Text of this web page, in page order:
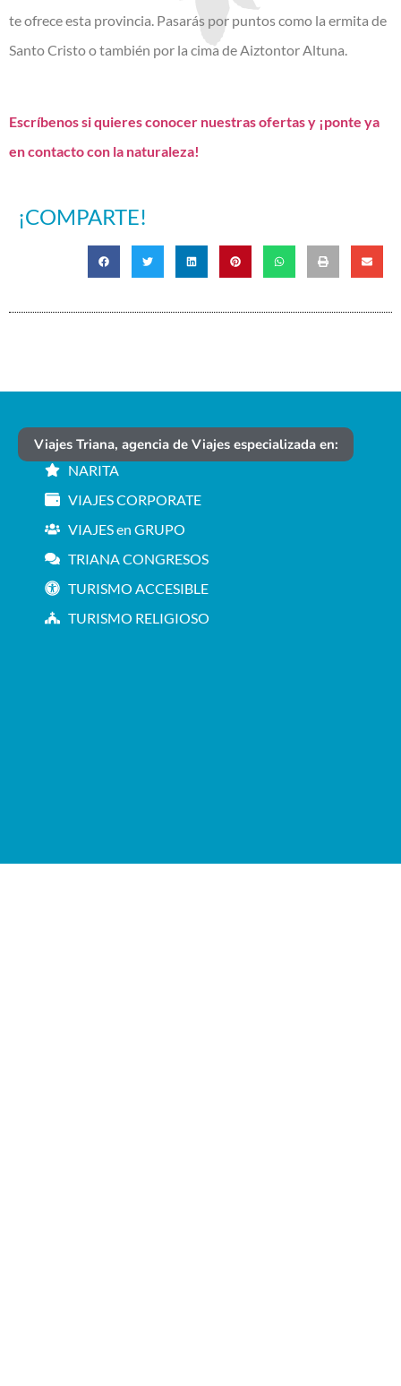
te ofrece esta provincia. Pasarás por puntos como la ermita de
Santo Cristo o también por la cima de Aiztontor Altuna.
Escríbenos si quieres conocer nuestras ofertas y ¡ponte ya
en contacto con la naturaleza!
¡COMPARTE!
Viajes Triana, agencia de Viajes especializada en:
NARITA
VIAJES CORPORATE
VIAJES en GRUPO
TRIANA CONGRESOS
TURISMO ACCESIBLE
TURISMO RELIGIOSO